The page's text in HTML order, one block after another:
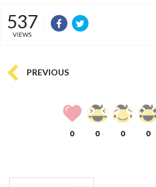
537
VIEWS
PREVIOUS
0 0 0 0